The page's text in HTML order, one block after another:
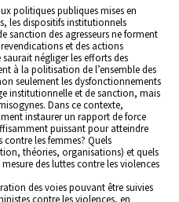
politiques publiques mises en
les dispositifs institutionnels
sanction des agresseurs ne forment
et des actions
négliger les efforts des
à la politisation de l’ensemble des
seulement les dysfonctionnements
institutionnelle et de sanction, mais
Dans ce contexte,
instaurer un rapport de force
puissant pour atteindre
contre les femmes? Quels
théories, organisations) et quels
des luttes contre les violences
des voies pouvant être suivies